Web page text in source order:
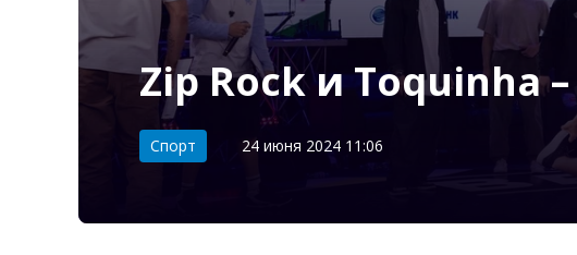
Zip Rock и Toquinha
Категория:
Спорт 24 июня 2024 11:06